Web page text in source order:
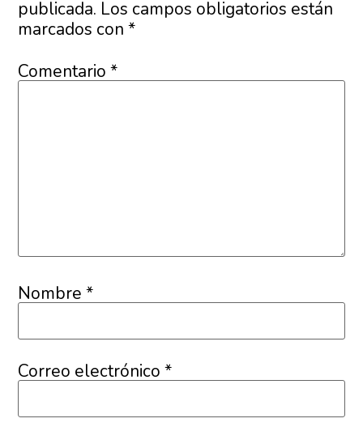
publicada. Los campos obligatorios están
marcados con*
Comentario*
Nombre*
Correo electrónico*